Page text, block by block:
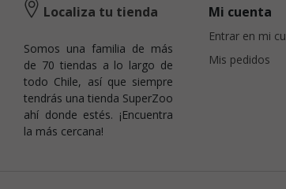
Localiza tu tienda
Somos una familia de más
de 70 tiendas a lo largo de
todo Chile, así que siempre
tendrás una tienda SuperZoo
ahí donde estés. ¡Encuentra
la más cercana!
Mi cuenta
Entrar en mi
Mis pedidos